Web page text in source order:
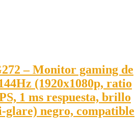
– Monitor gaming de
(1920x1080p, ratio
1 ms respuesta, brillo
glare) negro, compatible